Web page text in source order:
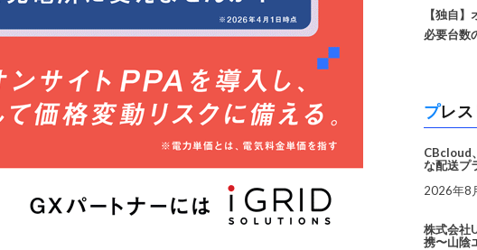
【独自
必要台数
プレ
CBcloud
な配送プ
2026年8
株式会社
携〜山陰